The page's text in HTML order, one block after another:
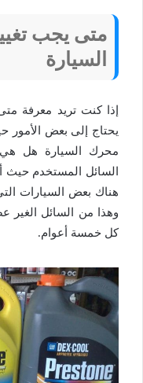
متى يجب
السيارة
إذا كنت تريد معرفة
يحتاج إلى بعض الأمور
محرك السيارة هل هي
السائل المستخدم حيث
هناك بعض السيارات
وهذا من السائل الغير
كل خمسة أعوام.